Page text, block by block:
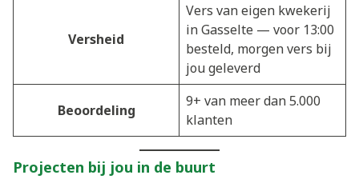
Versheid
Vers van eigen kwekerij
in Gasselte — voor 13:00
besteld, morgen vers bij
jou geleverd
Beoordeling
9+ van meer dan 5.000
klanten
Projecten bij jou in de buurt